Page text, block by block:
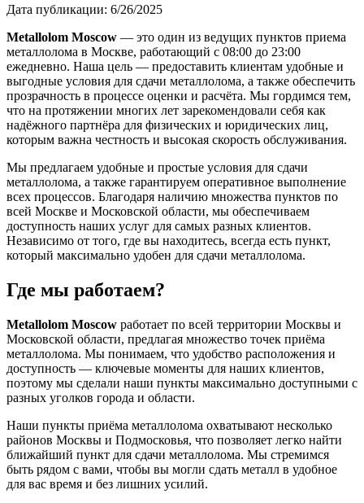
Дата публикации: 6/26/2025
Metallolom Moscow — это один из ведущих пунктов приема
металлолома в Москве, работающий с 08:00 до 23:00
ежедневно. Наша цель — предоставить клиентам удобные и
выгодные условия для сдачи металлолома, а также обеспечить
прозрачность в процессе оценки и расчёта. Мы гордимся тем,
что на протяжении многих лет зарекомендовали себя как
надёжного партнёра для физических и юридических лиц,
которым важна честность и высокая скорость обслуживания.
Мы предлагаем удобные и простые условия для сдачи
металлолома, а также гарантируем оперативное выполнение
всех процессов. Благодаря наличию множества пунктов по
всей Москве и Московской области, мы обеспечиваем
доступность наших услуг для самых разных клиентов.
Независимо от того, где вы находитесь, всегда есть пункт,
который максимально удобен для сдачи металлолома.
Где мы работаем?
Metallolom Moscow работает по всей территории Москвы и
Московской области, предлагая множество точек приёма
металлолома. Мы понимаем, что удобство расположения и
доступность — ключевые моменты для наших клиентов,
поэтому мы сделали наши пункты максимально доступными с
разных уголков города и области.
Наши пункты приёма металлолома охватывают несколько
районов Москвы и Подмосковья, что позволяет легко найти
ближайший пункт для сдачи металлолома. Мы стремимся
быть рядом с вами, чтобы вы могли сдать металл в удобное
для вас время и без лишних усилий.